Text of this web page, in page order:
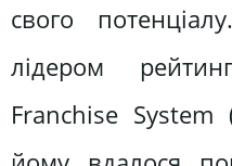
свого
лідером
Franchise